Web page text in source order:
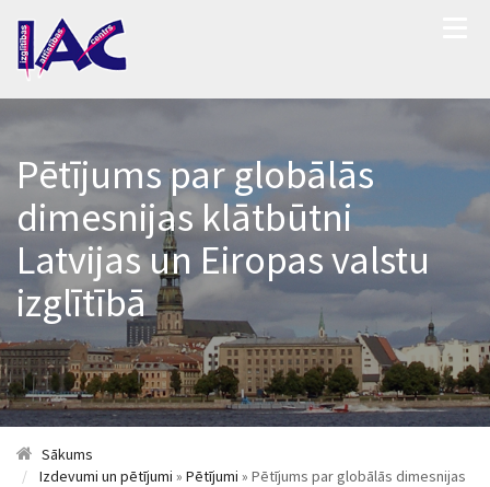
Pētījums par globālās
dimesnijas klātbūtni
Latvijas un Eiropas valstu
izglītībā
Sākums
Izdevumi un pētījumi » Pētījumi » Pētījums par globālās dimesnijas